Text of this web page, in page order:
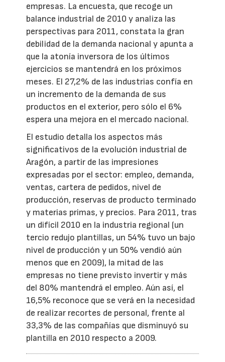
empresas. La encuesta, que recoge un
balance industrial de 2010 y analiza las
perspectivas para 2011, constata la gran
debilidad de la demanda nacional y apunta a
que la atonía inversora de los últimos
ejercicios se mantendrá en los próximos
meses. El 27,2% de las industrias confía en
un incremento de la demanda de sus
productos en el exterior, pero sólo el 6%
espera una mejora en el mercado nacional.
El estudio detalla los aspectos más
significativos de la evolución industrial de
Aragón, a partir de las impresiones
expresadas por el sector: empleo, demanda,
ventas, cartera de pedidos, nivel de
producción, reservas de producto terminado
y materias primas, y precios. Para 2011, tras
un difícil 2010 en la industria regional (un
tercio redujo plantillas, un 54% tuvo un bajo
nivel de producción y un 50% vendió aún
menos que en 2009), la mitad de las
empresas no tiene previsto invertir y más
del 80% mantendrá el empleo. Aún así, el
16,5% reconoce que se verá en la necesidad
de realizar recortes de personal, frente al
33,3% de las compañías que disminuyó su
plantilla en 2010 respecto a 2009.